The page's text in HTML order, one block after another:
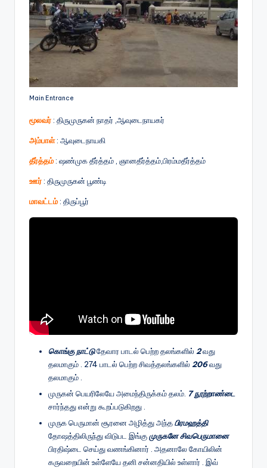
Main Entrance
மூலவர் : திருமுருகன் நாதர் ,ஆவுடைநாயகர்
அம்பாள்: ஆவுடைநாயகி
தீர்த்தம் : ஷண்முக தீர்த்தம் , ஞானதீர்த்தம்,பிரம்மதீர்த்தம்
ஊர் : திருமுருகன் பூண்டி
மாவட்டம்: திருப்பூர்
கொங்கு நாட்டுதேவார பாடல் பெற்ற தலங்களில் 2வது
தலமாகும் . 274 பாடல் பெற்ற சிவத்தலங்களில் 206வது
தலமாகும் .
முருகன் பெயரிலேயே அமைந்திருக்கம் தலம். 7 நூற்றாண்டை
சார்ந்தது என்று கூறப்படுகிறது .
முருக பெருமான் சூரனை அழித்து அந்தபிரமஹத்தி
தோஷத்திலிருந்து விடுபட இங்குமுருகனே சிவபெருமானை
பிரதிஷ்டை செய்து வணங்கினார் . அதனாலே கோயிலின்
கருவறையின் உள்ளேயே தனி சன்னதியில் உள்ளார் . இவ்